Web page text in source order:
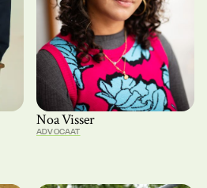
Noa Visser
ADVOCAAT